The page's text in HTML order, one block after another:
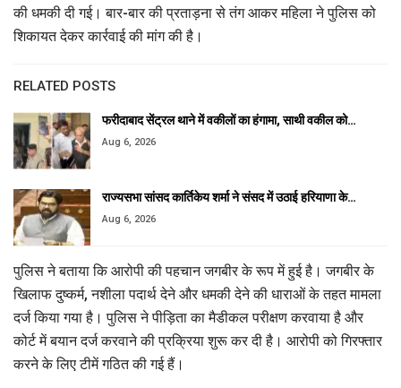
की धमकी दी गई। बार-बार की प्रताड़ना से तंग आकर महिला ने पुलिस को
शिकायत देकर कार्रवाई की मांग की है।
RELATED POSTS
फरीदाबाद सेंट्रल थाने में वकीलों का हंगामा, साथी वकील को…
Aug 6, 2026
राज्यसभा सांसद कार्तिकेय शर्मा ने संसद में उठाई हरियाणा के…
Aug 6, 2026
पुलिस ने बताया कि आरोपी की पहचान जगबीर के रूप में हुई है। जगबीर के
खिलाफ दुष्कर्म, नशीला पदार्थ देने और धमकी देने की धाराओं के तहत मामला
दर्ज किया गया है। पुलिस ने पीड़िता का मैडीकल परीक्षण करवाया है और
कोर्ट में बयान दर्ज करवाने की प्रक्रिया शुरू कर दी है। आरोपी को गिरफ्तार
करने के लिए टीमें गठित की गई हैं।